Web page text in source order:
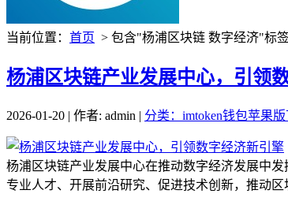
当前位置： 首页 > 包含"杨浦区块链 数字经济"标
杨浦区块链产业发展中心，引领
2026-01-20 | 作者: admin | 分类：imtoken钱包苹果
杨浦区块链产业发展中心在推动数字经济发展中
专业人才、开展前沿研究、促进技术创新，推动